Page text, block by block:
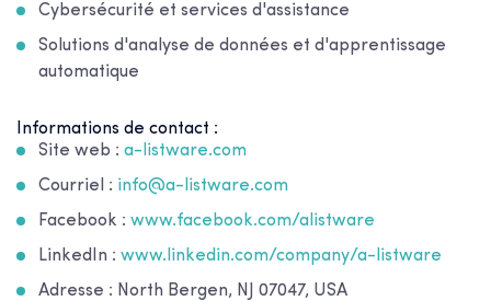
Cybersécurité et services d'assistance
Solutions d'analyse de données et d'apprentissage
automatique
Informations de contact :
Site web : a-listware.com
Courriel : info@a-listware.com
Facebook : www.facebook.com/alistware
LinkedIn : www.linkedin.com/company/a-listware
Adresse : North Bergen, NJ 07047, USA